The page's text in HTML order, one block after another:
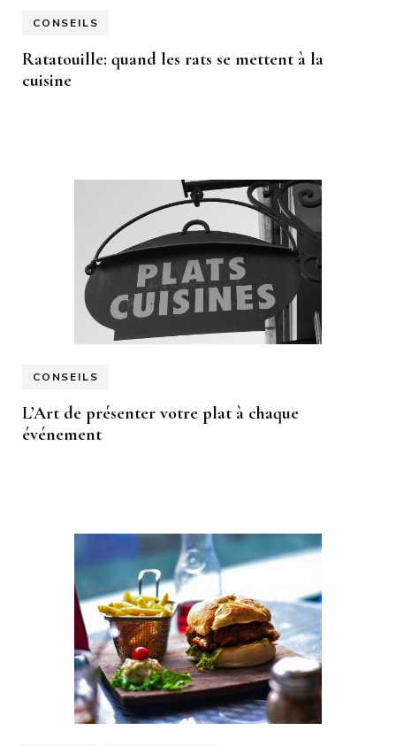
CONSEILS
Ratatouille: quand les rats se mettent à la
cuisine
CONSEILS
L’Art de présenter votre plat à chaque
événement